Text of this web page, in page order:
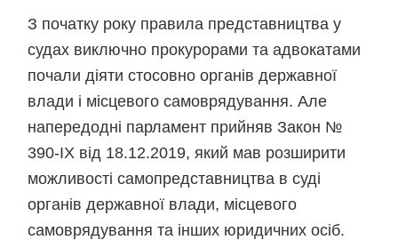
З початку року правила представництва у
судах виключно прокурорами та адвокатами
почали діяти стосовно органів державної
влади і місцевого самоврядування. Але
напередодні парламент прийняв Закон №
390-IX від 18.12.2019, який мав розширити
можливості самопредставництва в суді
органів державної влади, місцевого
самоврядування та інших юридичних осіб.